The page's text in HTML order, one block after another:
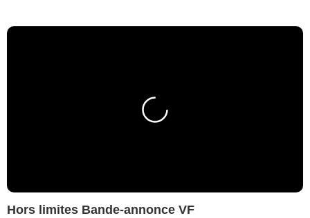
Hors limites Bande-annonce VF